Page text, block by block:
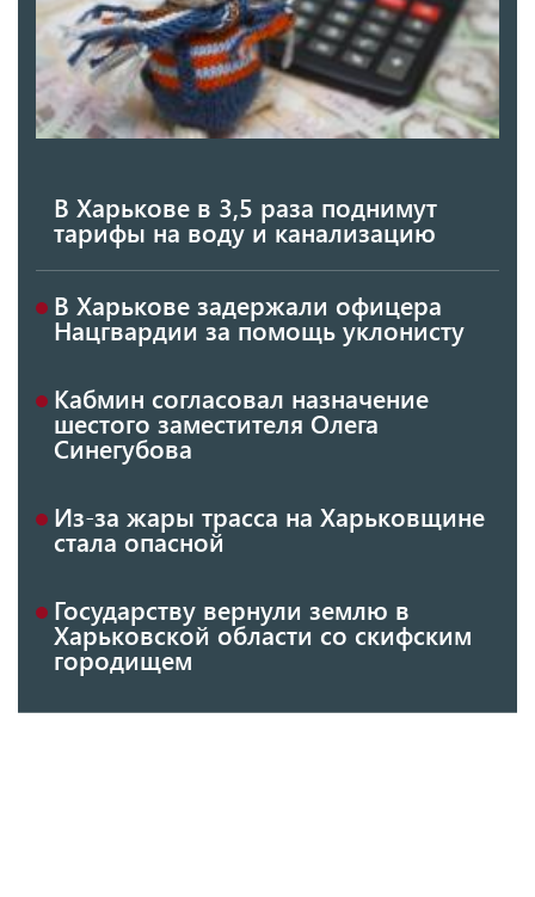
В Харькове в 3,5 раза поднимут
тарифы на воду и канализацию
В Харькове задержали офицера
Нацгвардии за помощь уклонисту
Кабмин согласовал назначение
шестого заместителя Олега
Синегубова
Из-за жары трасса на Харьковщине
стала опасной
Государству вернули землю в
Харьковской области со скифским
городищем